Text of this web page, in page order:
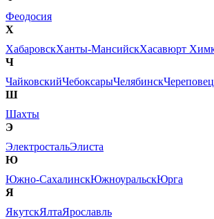
Феодосия
Х
ХабаровскХанты-МансийскХасавюрт
Ч
ЧайковскийЧебоксарыЧелябинскЧереповец
Ш
Шахты
Э
ЭлектростальЭлиста
Ю
Южно-СахалинскЮжноуральскЮрга
Я
ЯкутскЯлтаЯрославль